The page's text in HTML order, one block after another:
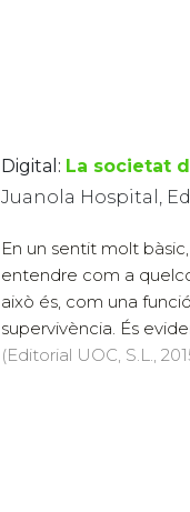
Digital: La societat
Juanola Hospital,
En un sentit molt
entendre com a
això és, com una
supervivència. És
(Editorial UOC, S.L.,